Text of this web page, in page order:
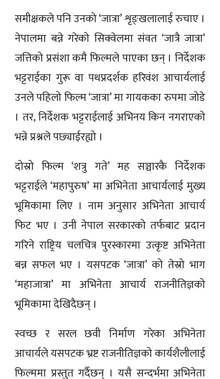
समीक्षकले पनि उनको ‘जात्रा’ शृङ्खलालाई रुचाए ।
नेपालमा बन्ने गरेको सिक्वेलमा संवत ‘जात्रै जात्रा’
जत्तिको प्रसंशा कमै फिल्मले पाएका छन् । निर्देशक
भट्टराईका गुरू वा पथप्रदर्शक हरिवंश आचार्यलाई
उनले पहिलो फिल्म ‘जात्रा’ मा गायकका रुपमा जोडे
। तर, निर्देशक भट्टराईलाई अभिनय किन नगराएको
भन्ने प्रश्नले पछ्याईरह्यो ।
दोस्रो फिल्म ‘शत्रु गते’ मह सञ्चारकै निर्देशक
भट्टराईले ‘महापुरुष’ मा अभिनेता आचार्यलाई मुख्य
भूमिकामा लिए । नाम अनुसार अभिनेता आचार्य
फिट भए । उनी नेपाल सरकारको तर्फबाट प्रदान
गरिने राष्ट्रिय चलचित्र पुरस्कारमा उत्कृष्ट अभिनेता
बन्न सफल भए । यसपटक ‘जात्रा’ को तेस्रो भाग
‘महाजात्रा’ मा अभिनेता आचार्य राजनीतिज्ञको
भूमिकामा देखिदैछन् ।
स्वच्छ र सरल छवी निर्माण गरेका अभिनेता
आचार्यले यसपटक भ्रष्ट राजनीतिज्ञको कार्यशैलीलाई
फिल्ममा प्रस्तुत गर्दैछन् । यसै सन्दर्भमा अभिनेता